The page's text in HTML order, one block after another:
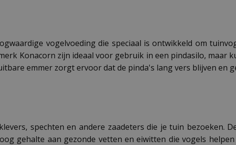
vogelvoeding die speciaal is ontwikkeld om
Konacorn zijn ideaal voor gebruik in een pindasilo, maar
emmer zorgt ervoor dat de pinda's lang vers blijven en
spechten en andere zaadeters die je tuin bezoeken.
gehalte aan gezonde vetten en eiwitten die vogels